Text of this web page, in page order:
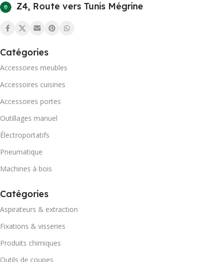
Z4, Route vers Tunis Mégrine
Catégories
Accessoires meubles
Accessoires cuisines
Accessoires portes
Outillages manuel
Électroportatifs
Pneumatique
Machines à bois
Catégories
Aspirateurs & extraction
Fixations & visseries
Produits chimiques
Outils de coupes